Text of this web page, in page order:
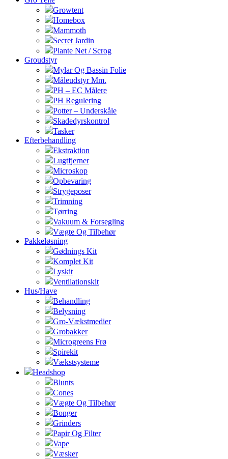
Growtent
Homebox
Mammoth
Secret Jardin
Plante Net / Scrog
Groudstyr
Mylar Og Bassin Folie
Måleudstyr Mm.
PH – EC Målere
PH Regulering
Potter – Underskåle
Skadedyrskontrol
Tasker
Efterbehandling
Ekstraktion
Lugtfjerner
Microskop
Opbevaring
Strygeposer
Trimning
Tørring
Vakuum & Forsegling
Vægte Og Tilbehør
Pakkeløsning
Gødnings Kit
Komplet Kit
Lyskit
Ventilationskit
Hus/Have
Behandling
Belysning
Gro-Vækstmedier
Grobakker
Microgreens Frø
Spirekit
Vækstsysteme
Headshop
Blunts
Cones
Vægte Og Tilbehør
Bonger
Grinders
Papir Og Filter
Vape
Væsker